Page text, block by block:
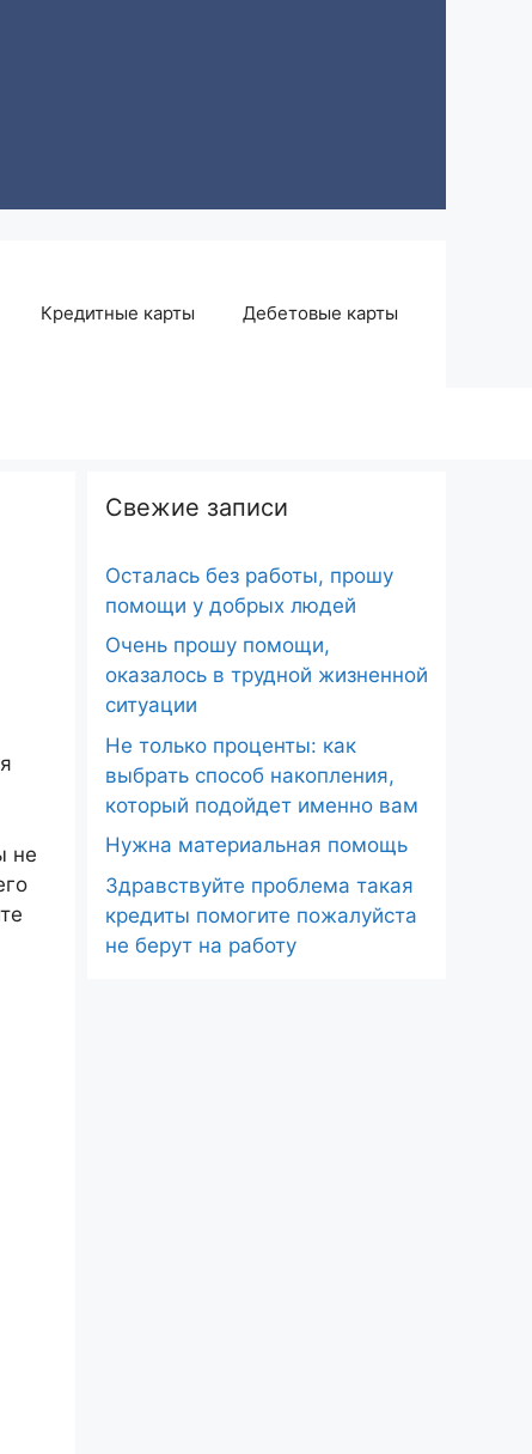
Кредитные карты Дебетовые карты
не
Свежие записи
Осталась без работы, прошу
помощи у добрых людей
Очень прошу помощи,
оказалось в трудной жизненной
ситуации
Не только проценты: как
выбрать способ накопления,
который подойдет именно вам
Нужна материальная помощь
Здравствуйте проблема такая
кредиты помогите пожалуйста
не берут на работу